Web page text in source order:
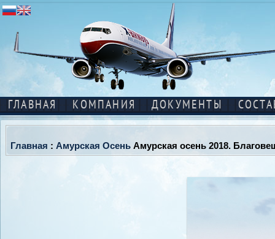
ГЛАВНАЯ КОМПАНИЯ ДОКУМЕНТЫ
Главная : Амурская Осень Амурская осень 2018.